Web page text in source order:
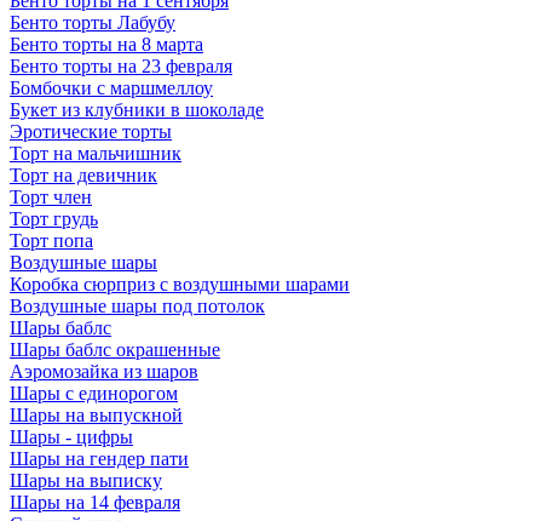
Бенто торты Лабубу
Бенто торты на 8 марта
Бенто торты на 23 февраля
Бомбочки с маршмеллоу
Букет из клубники в шоколаде
Эротические торты
Торт на мальчишник
Торт на девичник
Торт член
Торт грудь
Торт попа
Воздушные шары
Коробка сюрприз с воздушными шарами
Воздушные шары под потолок
Шары баблс
Шары баблс окрашенные
Аэромозайка из шаров
Шары с единорогом
Шары на выпускной
Шары - цифры
Шары на гендер пати
Шары на выписку
Шары на 14 февраля